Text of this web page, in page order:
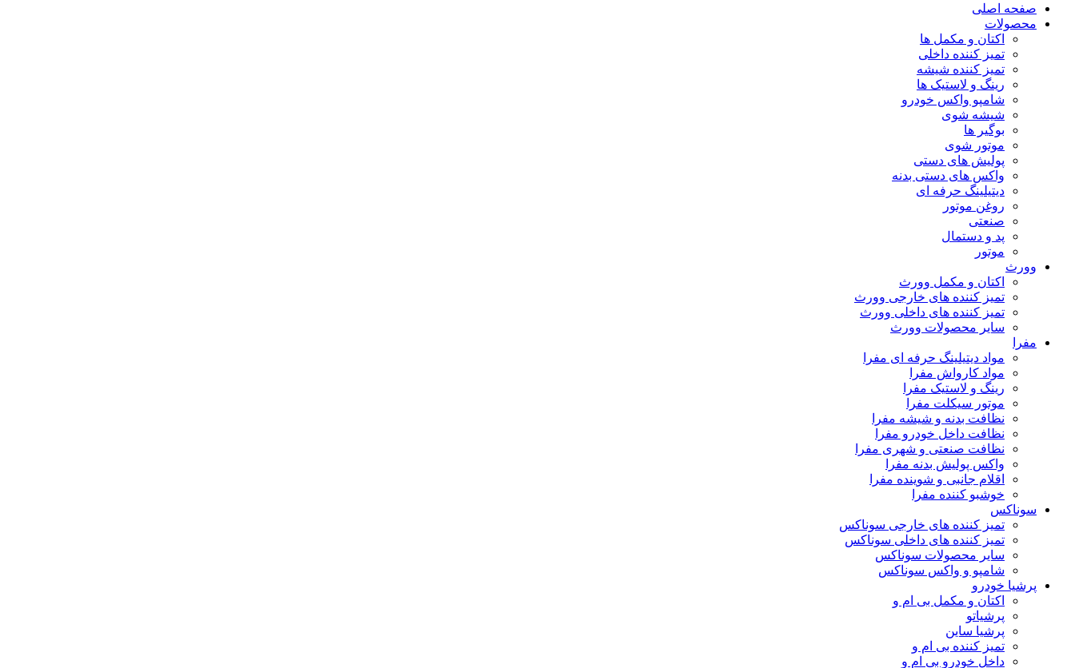
صفحه اصلی
محصولات
اکتان و مکمل ها
تمیز کننده داخلی
تمیز کننده شیشه
رینگ و لاستیک ها
شامپو واکس خودرو
شیشه شوی
بوگیر ها
موتور شوی
پولیش های دستی
واکس های دستی بدنه
دیتیلینگ حرفه ای
روغن موتور
صنعتی
پد و دستمال
موتور
وورث
اکتان و مکمل وورث
تمیز کننده های خارجی وورث
تمیز کننده های داخلی وورث
سایر محصولات وورث
مفرا
مواد دیتیلینگ حرفه ای مفرا
مواد کارواش مفرا
رینگ و لاستیک مفرا
موتور سیکلت مفرا
نظافت بدنه و شیشه مفرا
نظافت داخل خودرو مفرا
نظافت صنعتی و شهری مفرا
واکس پولیش بدنه مفرا
اقلام جانبی و شوینده مفرا
خوشبو کننده مفرا
سوناکس
تمیز کننده های خارجی سوناکس
تمیز کننده های داخلی سوناکس
سایر محصولات سوناکس
شامپو و واکس سوناکس
پرشیا خودرو
اکتان و مکمل بی ام و
پرشیاتو
پرشیا ساین
تمیز کننده بی ام و
داخل خودرو بی ام و